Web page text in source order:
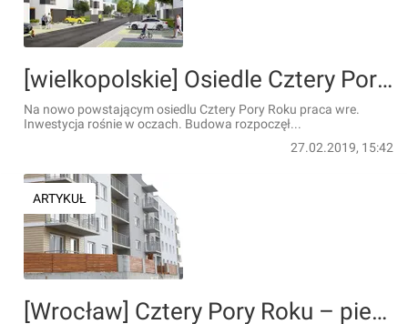
[wielkopolskie] Osiedle Cztery Pory Roku rozkwita w Gowarzewie
Na nowo powstającym osiedlu Cztery Pory Roku praca wre.
Inwestycja rośnie w oczach. Budowa rozpoczęł...
27.02.2019, 15:42
ARTYKUŁ
[Wrocław] Cztery Pory Roku – pierwsze oddania mieszkań już w czerwcu!